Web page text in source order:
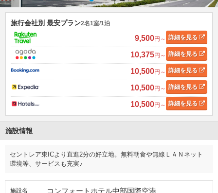
旅行会社別 最安プラン2名1室/1泊
9,500円～ 詳細を見る
10,375円～ 詳細を見る
10,500円～ 詳細を見る
10,500円～ 詳細を見る
10,500円～ 詳細を見る
施設情報
セントレア東ICより直進2分の好立地。無料朝食や無線ＬＡＮネット
環境等、サービスも充実♪
施設名 コンフォートホテル中部国際空港